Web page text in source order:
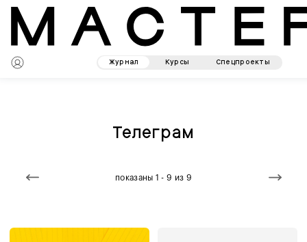
Журнал Курсы Спецпроекты
Телеграм
показаны 1 - 9 из 9